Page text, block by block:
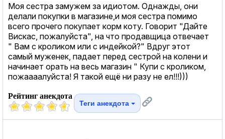
Моя сестра замужем за идиотом. Однажды, они
делали покупки в магазине,и моя сестра помимо
всего прочего покупает корм коту. Говорит "Дайте
Вискас, пожалуйста", на что продавщица отвечает
" Вам с кроликом или с индейкой?" Вдруг этот
самый муженек, падает перед сестрой на колени и
начинает орать на весь магазин " Купи с кроликом,
пожаааалуйста! Я такой ещё ни разу не ел!!!)))
Рейтинг анекдота
Теги анекдота